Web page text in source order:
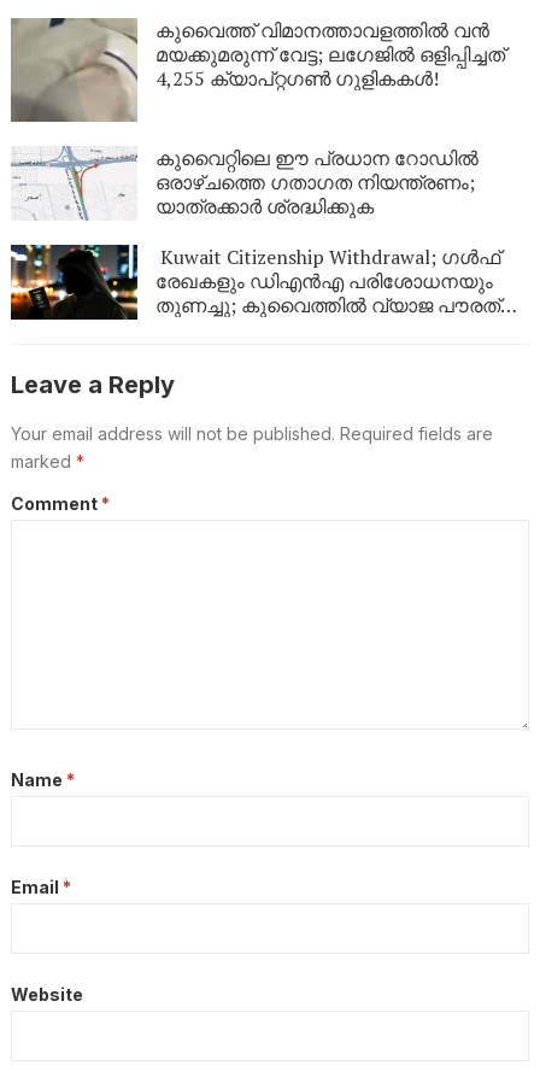
കുവൈത്ത് വിമാനത്താവളത്തിൽ വൻ
മയക്കുമരുന്ന് വേട്ട; ലഗേജിൽ ഒളിപ്പിച്ചത്
4,255 ക്യാപ്റ്റഗൺ ഗുളികകൾ!
കുവൈറ്റിലെ ഈ പ്രധാന റോഡിൽ
ഒരാഴ്ചത്തെ ഗതാഗത നിയന്ത്രണം;
യാത്രക്കാർ ശ്രദ്ധിക്കുക
Kuwait Citizenship Withdrawal; ഗൾഫ്
രേഖകളും ഡിഎൻഎ പരിശോധനയും
തുണച്ചു; കുവൈത്തിൽ വ്യാജ പൗരത്വം
Leave a Reply
Your email address will not be published. Required fields are
marked *
Comment *
Name *
Email *
Website